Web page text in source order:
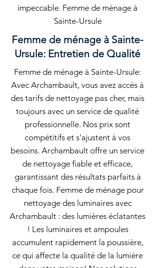
impeccable. Femme de ménage à
Sainte-Ursule
Femme de ménage à Sainte-
Ursule: Entretien de Qualité
Femme de ménage à Sainte-Ursule:
Avec Archambault, vous avez accès à
des tarifs de nettoyage pas cher, mais
toujours avec un service de qualité
professionnelle. Nos prix sont
compétitifs et s'ajustent à vos
besoins. Archambault offre un service
de nettoyage fiable et efficace,
garantissant des résultats parfaits à
chaque fois. Femme de ménage pour
nettoyage des luminaires avec
Archambault : des lumières éclatantes
! Les luminaires et ampoules
accumulent rapidement la poussière,
ce qui affecte la qualité de la lumière